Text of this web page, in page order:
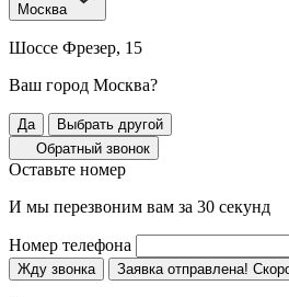
Москва
Шоссе Фрезер, 15
Ваш город Москва?
Да
Выбрать другой
Обратный звонок
Оставьте номер
И мы перезвоним вам за 30 секунд
Номер телефона
Жду звонка Заявка отправлена!